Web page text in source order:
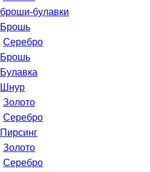
броши-булавки
Брошь
Серебро
Брошь
Булавка
Шнур
Золото
Серебро
Пирсинг
Золото
Серебро